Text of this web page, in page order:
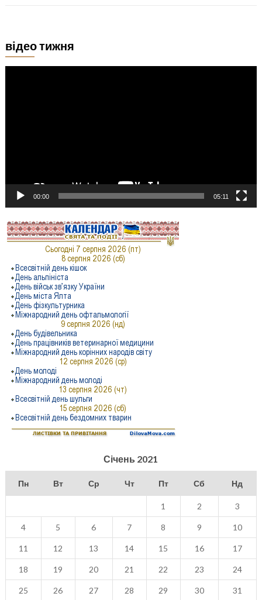
відео тижня
00:00 05:11
Січень 2021
Пн Вт Ср Чт Пт Сб Нд
1 2 3
4 5 6 7 8 9 10
11 12 13 14 15 16 17
18 19 20 21 22 23 24
25 26 27 28 29 30 31